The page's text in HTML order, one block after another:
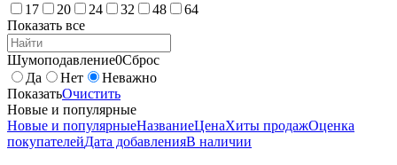
17
20 24 32 48
64
Показать все
Шумоподавление0Сброс
Да
Нет
Неважно
ПоказатьОчистить
Новые и популярные
Новые и популярныеНазваниеЦенаХиты продажОценка
покупателейДата добавленияВ наличии